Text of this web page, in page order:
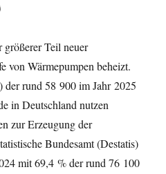
Teil neuer
von Wärmepumpen beheizt.
rund 58 900 im Jahr 2025
in Deutschland nutzen
zur Erzeugung der
Bundesamt (Destatis)
mit 69,4 % der rund 76 100